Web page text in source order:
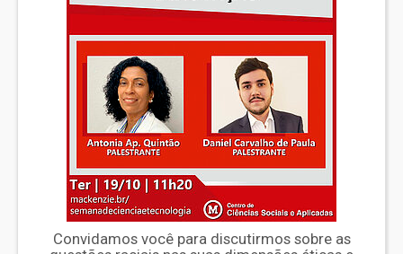
Convidamos você para discutirmos sobre as